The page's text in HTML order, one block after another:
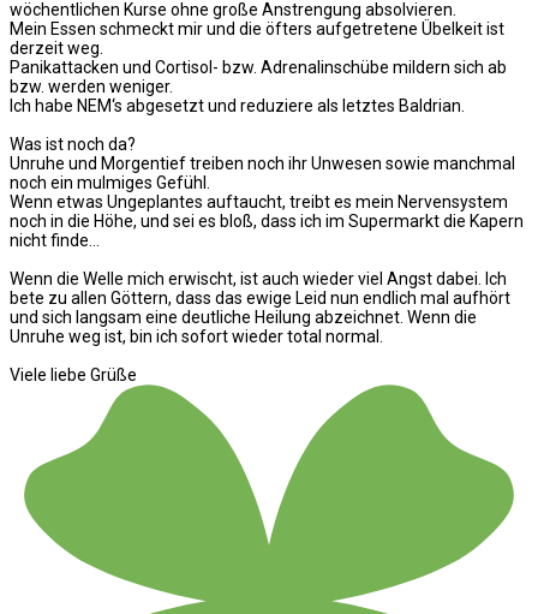
wöchentlichen Kurse ohne große Anstrengung absolvieren.
Mein Essen schmeckt mir und die öfters aufgetretene Übelkeit ist
derzeit weg.
Panikattacken und Cortisol- bzw. Adrenalinschübe mildern sich ab
bzw. werden weniger.
Ich habe NEM‘s abgesetzt und reduziere als letztes Baldrian.
Was ist noch da?
Unruhe und Morgentief treiben noch ihr Unwesen sowie manchmal
noch ein mulmiges Gefühl.
Wenn etwas Ungeplantes auftaucht, treibt es mein Nervensystem
noch in die Höhe, und sei es bloß, dass ich im Supermarkt die Kapern
nicht finde…
Wenn die Welle mich erwischt, ist auch wieder viel Angst dabei. Ich
bete zu allen Göttern, dass das ewige Leid nun endlich mal aufhört
und sich langsam eine deutliche Heilung abzeichnet. Wenn die
Unruhe weg ist, bin ich sofort wieder total normal.
Viele liebe Grüße